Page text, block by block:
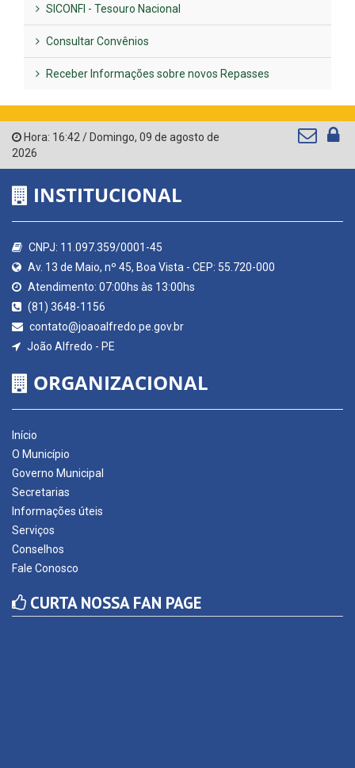
SICONFI - Tesouro Nacional
Consultar Convênios
Receber Informações sobre novos Repasses
Hora: 16:42 / Domingo, 09 de agosto de
2026
INSTITUCIONAL
CNPJ: 11.097.359/0001-45
Av. 13 de Maio, nº 45, Boa Vista - CEP: 55.720-000
Atendimento: 07:00hs às 13:00hs
(81) 3648-1156
contato@joaoalfredo.pe.gov.br
João Alfredo - PE
ORGANIZACIONAL
Início
O Município
Governo Municipal
Secretarias
Informações úteis
Serviços
Conselhos
Fale Conosco
CURTA NOSSA FAN PAGE